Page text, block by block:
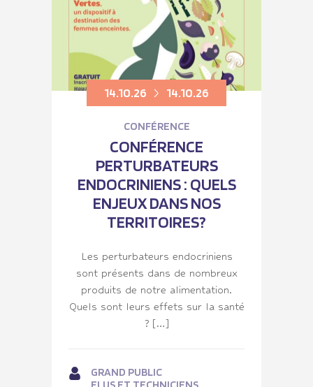
14.10.26 14.10.26
CONFÉRENCE
CONFÉRENCE
PERTURBATEURS
ENDOCRINIENS : QUELS
ENJEUX DANS NOS
TERRITOIRES?
Les perturbateurs endocriniens
sont présents dans de nombreux
produits de notre alimentation.
Quels sont leurs effets sur la santé
? […]
GRAND PUBLIC